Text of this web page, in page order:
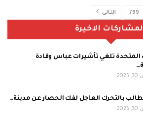
799 التالي
الاخيرة
المتحدة تلغي تأشيرات عباس وقادة
بالتحرك العاجل لفك الحصار عن مدينة…